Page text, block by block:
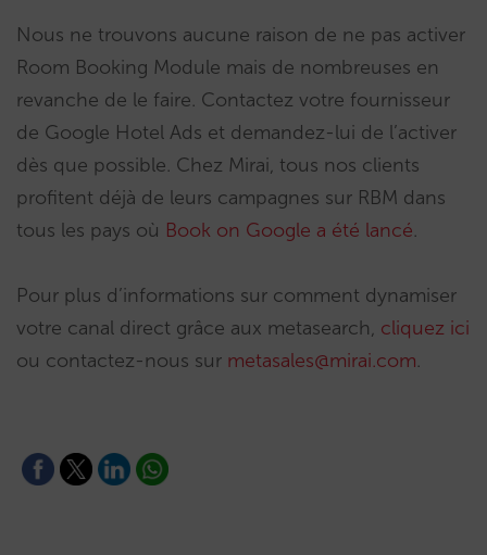
Nous ne trouvons aucune raison de ne pas activer
Room Booking Module mais de nombreuses en
revanche de le faire. Contactez votre fournisseur
de Google Hotel Ads et demandez-lui de l’activer
dès que possible. Chez Mirai, tous nos clients
profitent déjà de leurs campagnes sur RBM dans
tous les pays où Book on Google a été lancé.
Pour plus d’informations sur comment dynamiser
votre canal direct grâce aux metasearch, cliquez ici
ou contactez-nous sur metasales@mirai.com.